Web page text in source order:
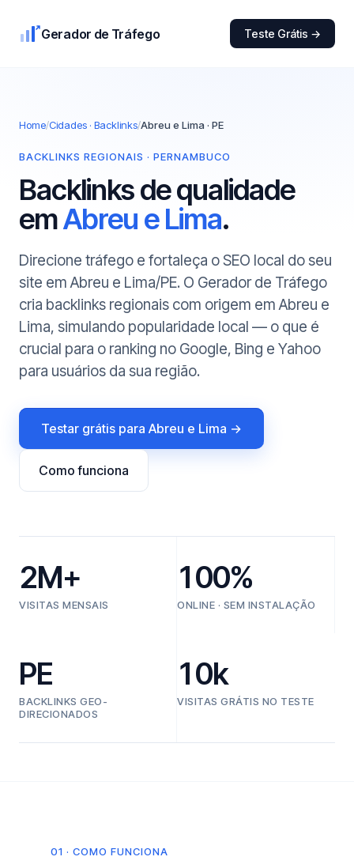
Gerador de Tráfego Teste Grátis →
Home/Cidades · Backlinks/Abreu e Lima · PE
BACKLINKS REGIONAIS · PERNAMBUCO
Backlinks de qualidade
emAbreu e Lima.
Direcione tráfego e fortaleça o SEO local do seu
site em Abreu e Lima/PE. O Gerador de Tráfego
cria backlinks regionais com origem em Abreu e
Lima, simulando popularidade local — o que é
crucial para o ranking no Google, Bing e Yahoo
para usuários da sua região.
Testar grátis para Abreu e Lima →
Como funciona
2M+
VISITAS MENSAIS
100%
ONLINE · SEM INSTALAÇÃO
PE
BACKLINKS GEO-
DIRECIONADOS
10k
VISITAS GRÁTIS NO TESTE
01 · COMO FUNCIONA